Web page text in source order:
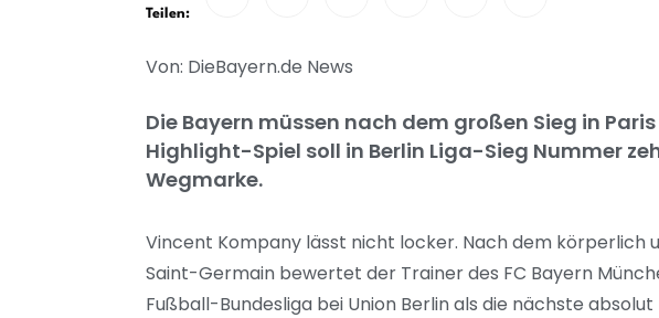
Teilen:
Von: DieBayern.de News
Die Bayern müssen nach dem großen Sieg in
Highlight-Spiel soll in Berlin Liga-Sieg Nummer
Wegmarke.
Vincent Kompany lässt nicht locker. Nach dem körperlich
Saint-Germain bewertet der Trainer des FC Bayern
Fußball-Bundesliga bei Union Berlin als die nächste